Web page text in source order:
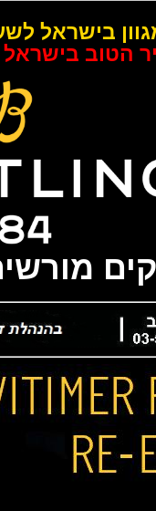
בישראל
הטוב בישראל